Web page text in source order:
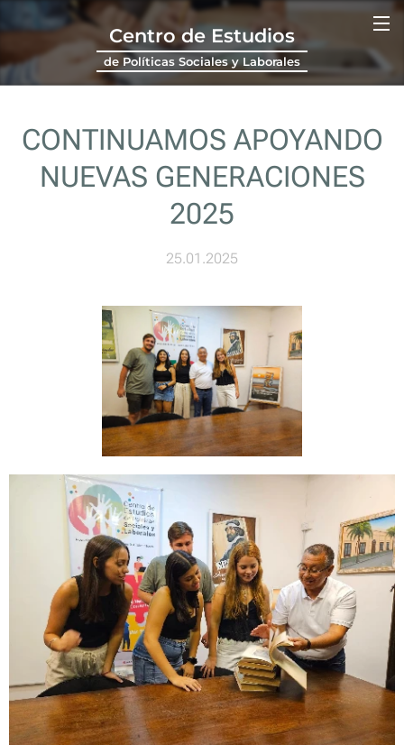
Centro de Estudios
de Políticas Sociales y Laborales
CONTINUAMOS APOYANDO
NUEVAS GENERACIONES
2025
25.01.2025